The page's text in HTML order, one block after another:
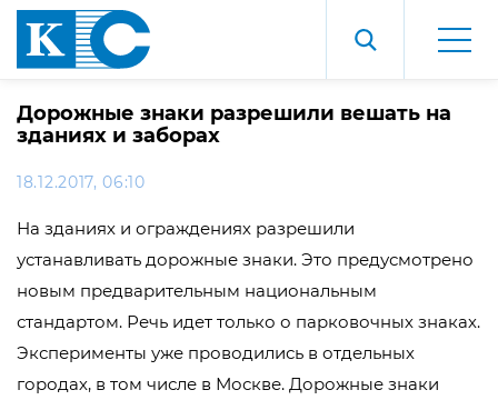
Дорожные знаки разрешили вешать на
зданиях и заборах
18.12.2017, 06:10
На зданиях и ограждениях разрешили
устанавливать дорожные знаки. Это предусмотрено
новым предварительным национальным
стандартом. Речь идет только о парковочных знаках.
Эксперименты уже проводились в отдельных
городах, в том числе в Москве. Дорожные знаки